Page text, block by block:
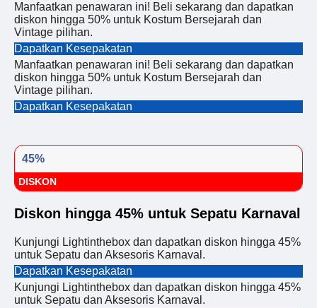
Manfaatkan penawaran ini! Beli sekarang dan dapatkan
diskon hingga 50% untuk Kostum Bersejarah dan
Vintage pilihan.
Dapatkan Kesepakatan
Manfaatkan penawaran ini! Beli sekarang dan dapatkan
diskon hingga 50% untuk Kostum Bersejarah dan
Vintage pilihan.
Dapatkan Kesepakatan
45%
DISKON
Diskon hingga 45% untuk Sepatu Karnaval
Kunjungi Lightinthebox dan dapatkan diskon hingga 45%
untuk Sepatu dan Aksesoris Karnaval.
Dapatkan Kesepakatan
Kunjungi Lightinthebox dan dapatkan diskon hingga 45%
untuk Sepatu dan Aksesoris Karnaval.